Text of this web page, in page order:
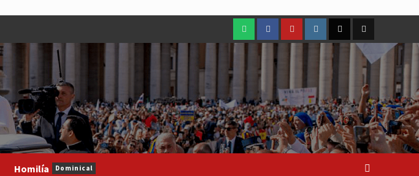
WhatsAppFacebookYoutubeInstagram
X TikTok
Homilía Dominical